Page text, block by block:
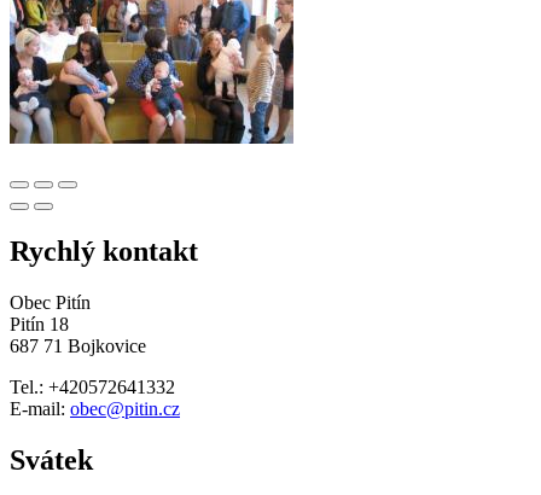
Rychlý kontakt
Obec Pitín
Pitín 18
687 71 Bojkovice
Tel.: +420572641332
E-mail: obec@pitin.cz
Svátek